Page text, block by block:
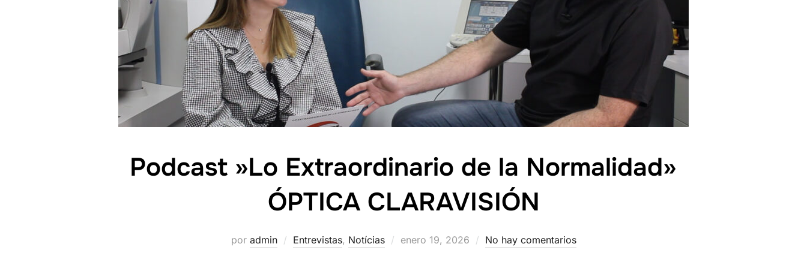
Podcast »Lo Extraordinario de la Normalidad»
ÓPTICA CLARAVISIÓN
por admin Entrevistas, Notícias
Publicado
enero 19, 2026 No hay comentarios